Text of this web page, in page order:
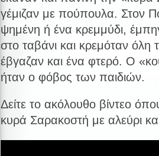
γέμιζαν με πούπουλα. Στον
ψημένη ή ένα κρεμμύδι,
στο ταβάνι και κρεμόταν
έβγαζαν και ένα φτερό. Ο
ήταν ο φόβος των παιδιών.
Δείτε το ακόλουθο βίντεο
κυρά Σαρακοστή με αλεύρι